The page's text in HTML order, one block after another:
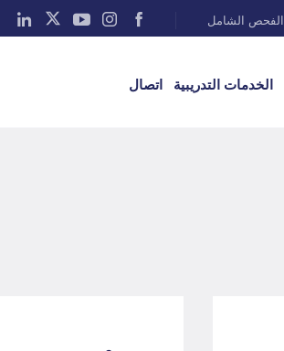
الفحص الشامل
الخدمات التدريبية اتصال